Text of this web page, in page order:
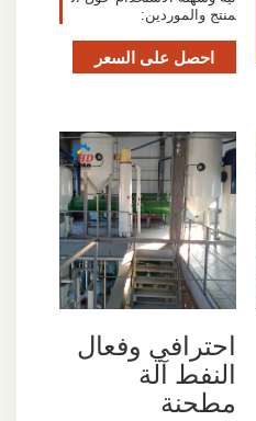
منتج والموردين:
احصل على السعر
احترافي وفعال
النفط آلة
مطحنة